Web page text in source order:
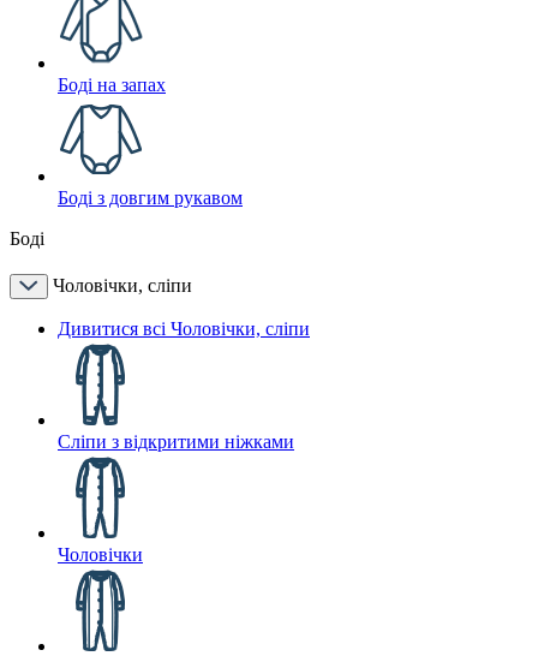
Боді на запах
Боді з довгим рукавом
Боді
Чоловічки, сліпи
Дивитися всі Чоловічки, сліпи
Сліпи з відкритими ніжками
Чоловічки